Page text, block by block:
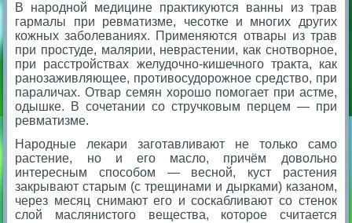
В народной медицине практикуются ванны из трав
гармалы при ревматизме, чесотке и многих других
кожных заболеваниях. Применяются отвары из трав
при простуде, малярии, неврастении, как снотворное,
при расстройствах желудочно-кишечного тракта, как
ранозаживляющее, противосудорожное средство, при
параличах. Отвар семян хорошо помогает при астме,
одышке. В сочетании со стручковым перцем — при
ревматизме.
Народные лекари заготавливают не только само
растение, но и его масло, причём довольно
интересным способом — весной, куст растения
закрывают старым (с трещинами и дырками) казаном,
через месяц снимают его и соскабливают со стенок
слой маслянистого вещества, которое считается